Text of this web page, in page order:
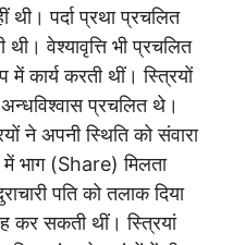
थी। पर्दा प्रथा प्रचलित
थी। वेश्यावृत्ति भी प्रचलित
कार्य करती थीं। स्त्रियों
अन्धविश्वास प्रचलित थे।
ने अपनी स्थिति को संवारा
में भाग (Share) मिलता
पति को तलाक दिया
कर सकती थीं। स्त्रियां